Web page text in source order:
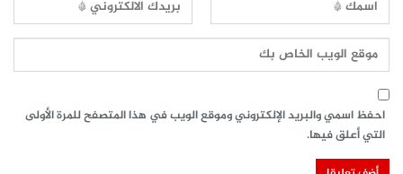
احفظ اسمي والبريد الإلكتروني وموقع الويب في هذا المتصفح للمرة الأولى
التي أعلق فيها.